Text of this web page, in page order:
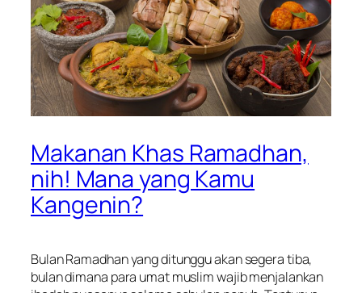
Makanan Khas Ramadhan,
nih! Mana yang Kamu
Kangenin?
Bulan Ramadhan yang ditunggu akan segera tiba,
bulan dimana para umat muslim wajib menjalankan